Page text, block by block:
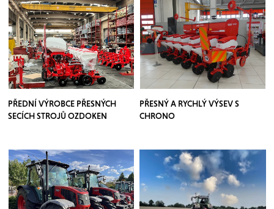
PŘEDNÍ VÝROBCE PŘESNÝCH
SECÍCH STROJŮ OZDOKEN
PŘESNÝ A RYCHLÝ VÝSEV S
CHRONO